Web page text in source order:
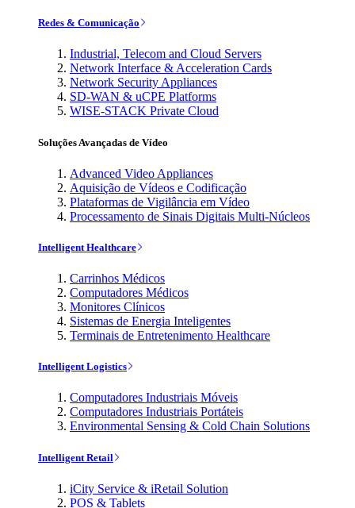
Redes & Comunicação
Industrial, Telecom and Cloud Servers
Network Interface & Acceleration Cards
Network Security Appliances
SD-WAN & uCPE Platforms
WISE-STACK Private Cloud
Soluções Avançadas de Vídeo
Advanced Video Appliances
Aquisição de Vídeos e Codificação
Plataformas de Vigilância em Vídeo
Processamento de Sinais Digitais Multi-Núcleos
Intelligent Healthcare
Carrinhos Médicos
Computadores Médicos
Monitores Clínicos
Sistemas de Energia Inteligentes
Terminais de Entretenimento Healthcare
Intelligent Logistics
Computadores Industriais Móveis
Computadores Industriais Portáteis
Environmental Sensing & Cold Chain Solutions
Intelligent Retail
iCity Service & iRetail Solution
POS & Tablets